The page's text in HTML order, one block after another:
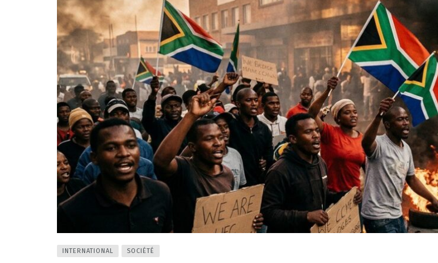
INTERNATIONAL SOCIÉTÉ